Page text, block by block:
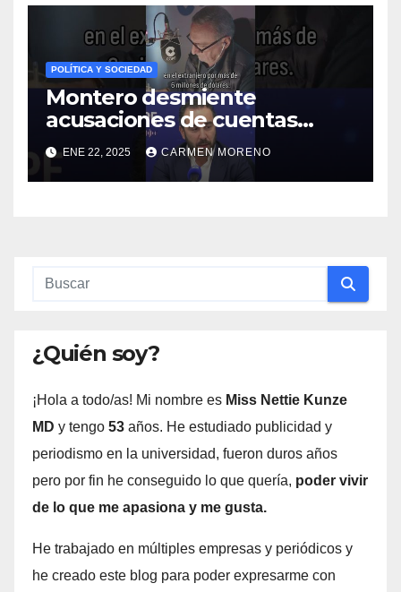
POLÍTICA Y SOCIEDAD
Montero desmiente
acusaciones de cuentas
exteriores de Aldama y
anuncia medidas legales
ENE 22, 2025 CARMEN MORENO
¿Quién soy?
¡Hola a todo/as! Mi nombre es Miss Nettie Kunze
MD y tengo 53 años. He estudiado publicidad y
periodismo en la universidad, fueron duros años
pero por fin he conseguido lo que quería, poder vivir
de lo que me apasiona y me gusta.
He trabajado en múltiples empresas y periódicos y
he creado este blog para poder expresarme con